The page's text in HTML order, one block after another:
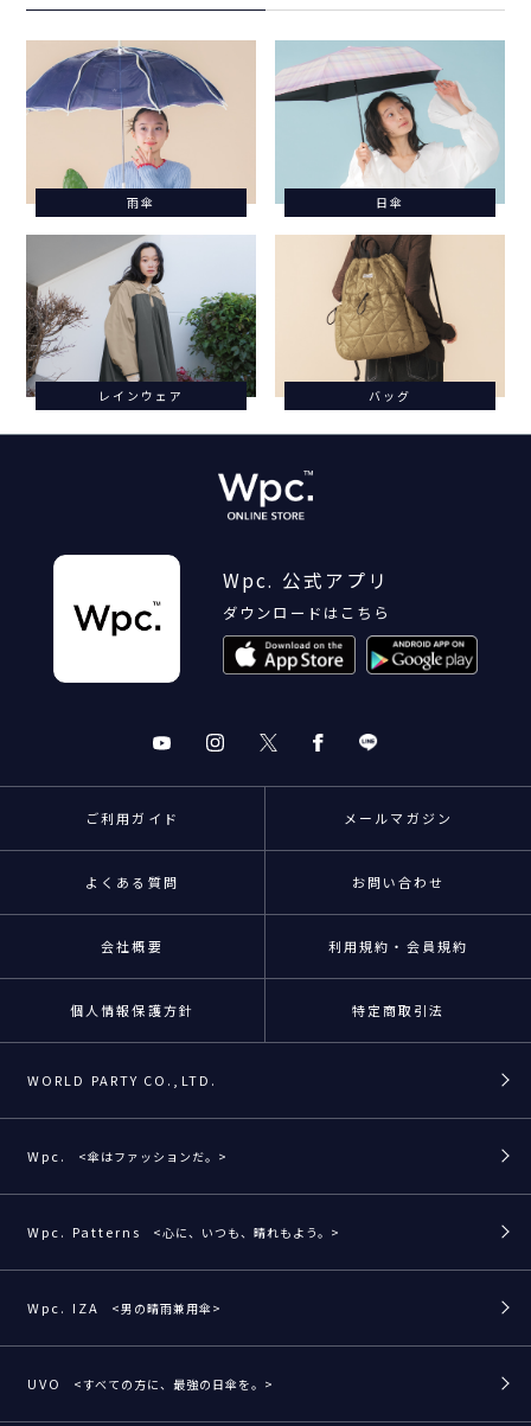
雨傘 日傘
レインウェア バッグ
Wpc. 公式アプリ
ダウンロードはこちら
ご利用ガイド メールマガジン
よくある質問 お問い合わせ
会社概要 利用規約・会員規約
個人情報保護方針 特定商取引法
WORLD PARTY CO.,LTD.
Wpc. <傘はファッションだ。>
Wpc. Patterns <心に、いつも、晴れもよう。>
Wpc. IZA <男の晴雨兼用傘>
UVO <すべての方に、最強の日傘を。>